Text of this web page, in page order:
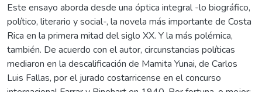
Este ensayo aborda desde una óptica integral -lo biográfico,
político, literario y social-, la novela más importante de Costa
Rica en la primera mitad del siglo XX. Y la más polémica,
también. De acuerdo con el autor, circunstancias políticas
mediaron en la descalificación de Mamita Yunai, de Carlos
Luis Fallas, por el jurado costarricense en el concurso